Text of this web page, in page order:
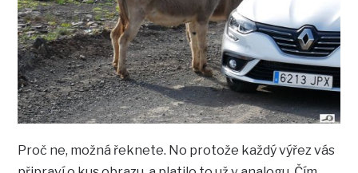
Proč ne, možná řeknete. No protože každý výřez vás